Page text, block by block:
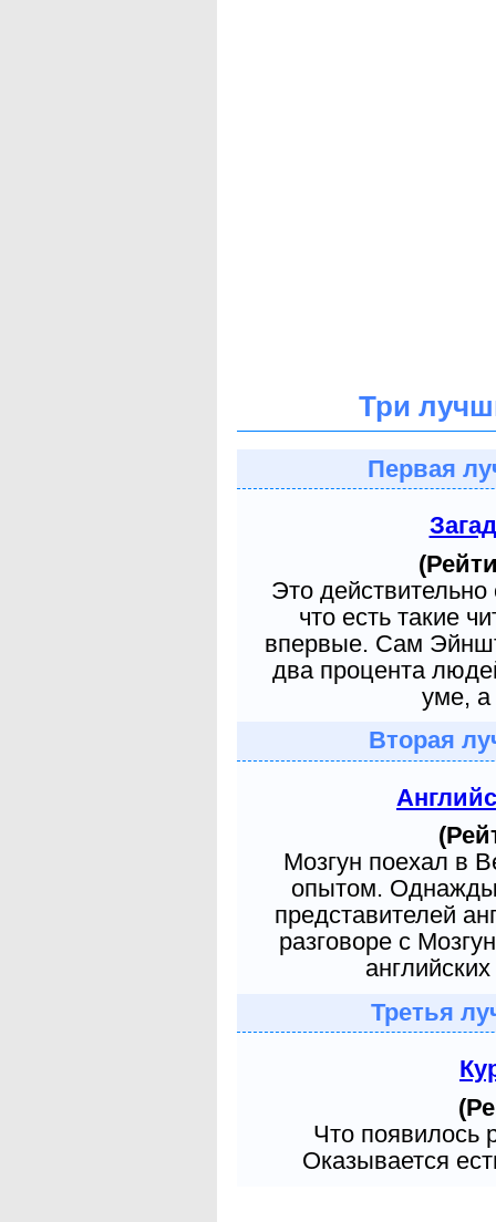
Три
Первая
Это
что есть такие
впервые. Сам
два процента
уме, а
Вторая
Мозгун поехал в
опытом. Однажды
представителей
разговоре с
Третья
Что появилось
Оказывается